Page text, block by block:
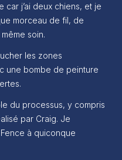
j’ai deux chiens, et je
morceau de fil, de
soin.
les zones
une bombe de peinture
du processus, y compris
par Craig. Je
à quiconque